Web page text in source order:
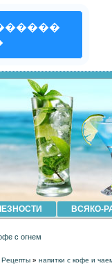
ВСЯКО-
с огнем
Рецепты »напитки с кофе и